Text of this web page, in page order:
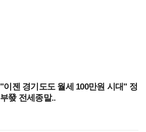
"이젠 경기도도 월세 100만원 시대" 정
부發 전세종말..